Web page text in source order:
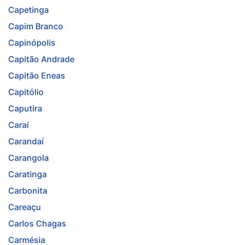
Capetinga
Capim Branco
Capinópolis
Capitão Andrade
Capitão Eneas
Capitólio
Caputira
Caraí
Carandaí
Carangola
Caratinga
Carbonita
Careaçu
Carlos Chagas
Carmésia